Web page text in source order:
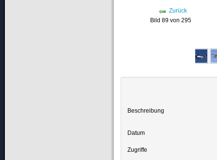
Zurück
Bild 89 von 295
Beschreibung
Datum
Zugriffe